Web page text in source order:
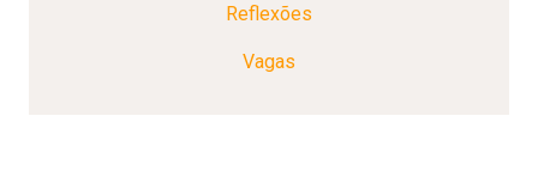
Reflexões
Vagas